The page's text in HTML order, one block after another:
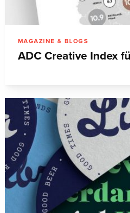
MAGAZINE & BLOGS
ADC Creative Index